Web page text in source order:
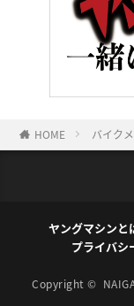
HOME バイク
ヤングマシンと
プライバシ
Copyright ©